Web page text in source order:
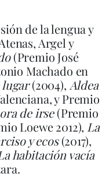
de la lengua y
Argel y
(Premio José
Machado en
lugar(2004), Aldea
y Premio
de irse(Premio
Loewe 2012), La
y ecos(2017),
habitación vacía